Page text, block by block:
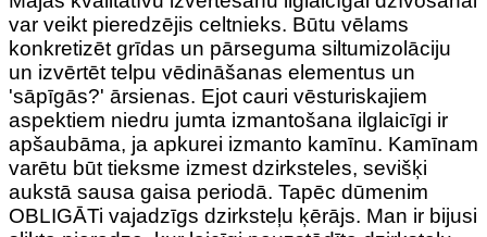
var veikt pieredzējis celtnieks. Būtu vēlams
konkretizēt grīdas un pārseguma siltumizolāciju
un izvērtēt telpu vēdināšanas elementus un
'sāpīgās?' ārsienas. Ejot cauri vēsturiskajiem
aspektiem niedru jumta izmantošana ilglaicīgi ir
apšaubāma, ja apkurei izmanto kamīnu. Kamīnam
varētu būt tieksme izmest dzirksteles, sevišķi
aukstā sausa gaisa periodā. Tapēc dūmenim
OBLIGĀTi vajadzīgs dzirksteļu ķērājs. Man ir bijusi